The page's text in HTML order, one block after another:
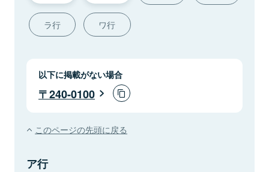
ラ行 ワ行
以下に掲載がない場合
240-0100
このページの先頭に戻る
ア行